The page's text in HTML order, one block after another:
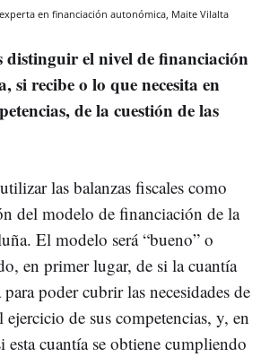
en financiación autonómica, Maite Vilalta
distinguir el nivel de financiación
si recibe o lo que necesita en
de la cuestión de las
las balanzas fiscales como
del modelo de financiación de la
El modelo será “bueno” o
en primer lugar, de si la cuantía
poder cubrir las necesidades de
ejercicio de sus competencias, y, en
esta cuantía se obtiene cumpliendo